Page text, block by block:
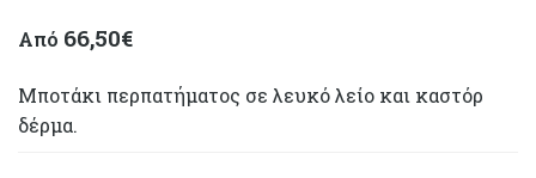
Από 66,50€
Μποτάκι περπατήματος σε λευκό λείο και καστόρ
δέρμα.